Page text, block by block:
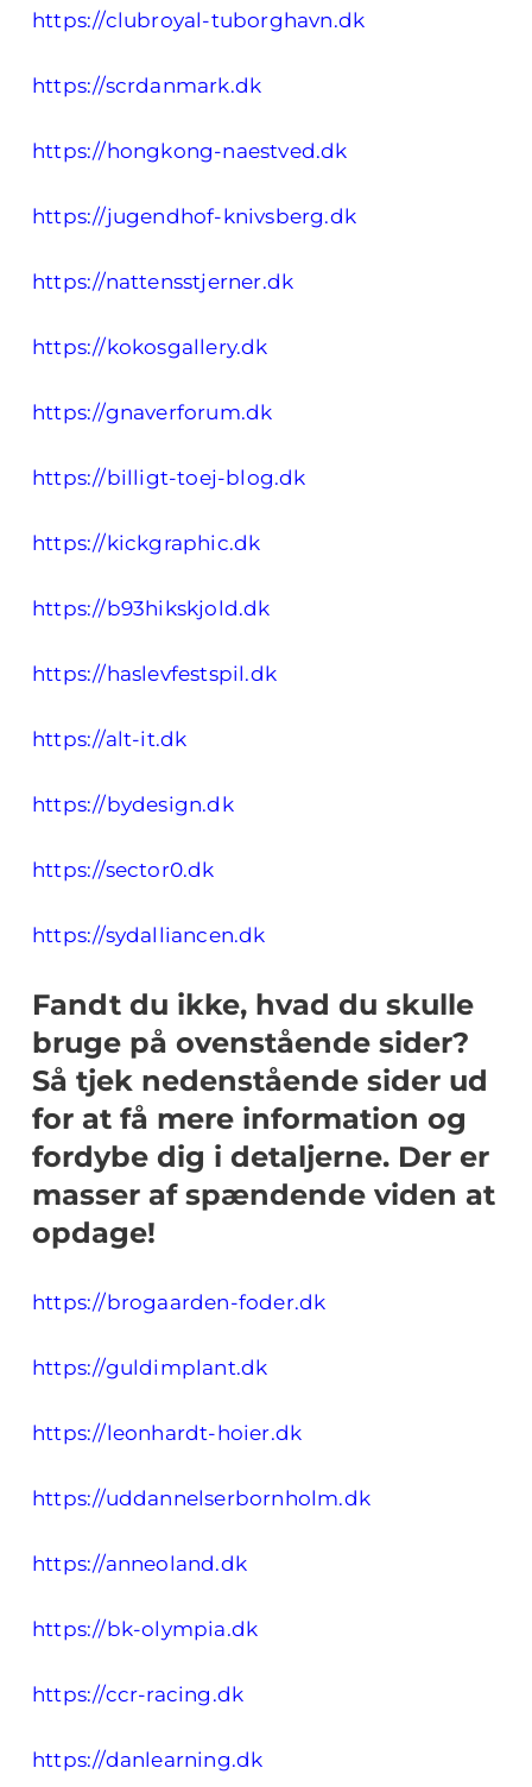
https://clubroyal-tuborghavn.dk
https://scrdanmark.dk
https://hongkong-naestved.dk
https://jugendhof-knivsberg.dk
https://nattensstjerner.dk
https://kokosgallery.dk
https://gnaverforum.dk
https://billigt-toej-blog.dk
https://kickgraphic.dk
https://b93hikskjold.dk
https://haslevfestspil.dk
https://alt-it.dk
https://bydesign.dk
https://sector0.dk
https://sydalliancen.dk
Fandt du ikke, hvad du skulle
bruge på ovenstående sider?
Så tjek nedenstående sider ud
for at få mere information og
fordybe dig i detaljerne. Der er
masser af spændende viden at
opdage!
https://brogaarden-foder.dk
https://guldimplant.dk
https://leonhardt-hoier.dk
https://uddannelserbornholm.dk
https://anneoland.dk
https://bk-olympia.dk
https://ccr-racing.dk
https://danlearning.dk